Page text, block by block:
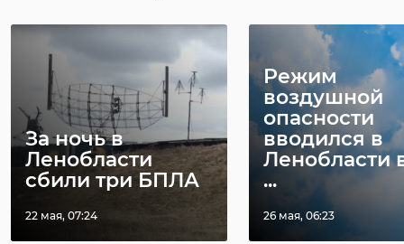
За ночь в
Ленобласти
сбили три БПЛА
22 мая, 07:24
Режим
воздушной
опасности
вводился в
Ленобласти
...
26 мая, 06:23